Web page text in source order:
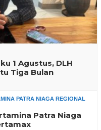
1 Agustus, DLH
Tiga Bulan
PATRA NIAGA REGIONAL
Patra Niaga